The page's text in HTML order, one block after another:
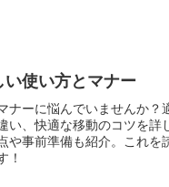
使い方とマナー
ナーに悩んでいませんか？
い、快適な移動のコツを詳
や事前準備も紹介。これを
！